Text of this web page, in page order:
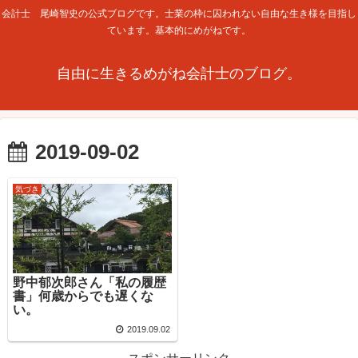
会計士 尾崎智史の公式ブログです。士業の枠に囚われない自由な生き様を目指し
ています。基本的にめがねです。
自由に生きるめがね会計士のブログ。
2019-09-02
気づき
野中郁次郎さん「私の履歴
書」何歳からでも遅くな
い。
2019.09.02